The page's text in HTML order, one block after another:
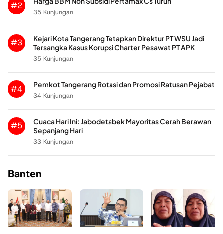
#2
35 Kunjungan
#3
Kejari Kota Tangerang Tetapkan Direktur PT WSU Jadi
Tersangka Kasus Korupsi Charter Pesawat PT APK
35 Kunjungan
#4
Pemkot Tangerang Rotasi dan Promosi Ratusan Pejabat
34 Kunjungan
#5
Cuaca Hari Ini: Jabodetabek Mayoritas Cerah Berawan
Sepanjang Hari
33 Kunjungan
Banten